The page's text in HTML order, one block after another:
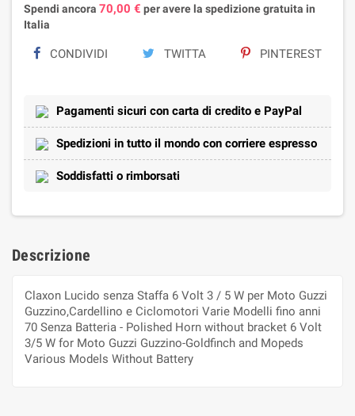
Spendi ancora 70,00 € per avere la spedizione gratuita in
Italia
CONDIVIDI TWITTA PINTEREST
Pagamenti sicuri con carta di credito e PayPal
Spedizioni in tutto il mondo con corriere espresso
Soddisfatti o rimborsati
Descrizione
Claxon Lucido senza Staffa 6 Volt 3 / 5 W per Moto Guzzi
Guzzino,Cardellino e Ciclomotori Varie Modelli fino anni
70 Senza Batteria - Polished Horn without bracket 6 Volt
3/5 W for Moto Guzzi Guzzino-Goldfinch and Mopeds
Various Models Without Battery